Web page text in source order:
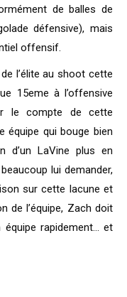
de balles de
défensive), mais
offensif.
l’élite au shoot cette
15eme à l’offensive
le compte de cette
équipe qui bouge bien
d’un LaVine plus en
lui demander,
sur cette lacune et
de l’équipe, Zach doit
rapidement… et